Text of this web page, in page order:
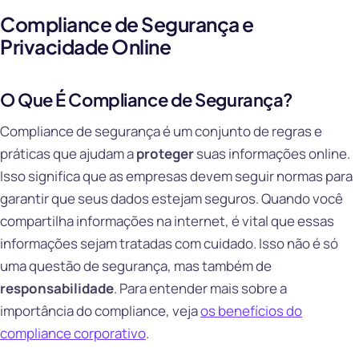
Compliance de Segurança e
Privacidade Online
O Que É Compliance de Segurança?
Compliance de segurança é um conjunto de regras e
práticas que ajudam aprotegersuas informações online.
Isso significa que as empresas devem seguir normas para
garantir que seus dados estejam seguros. Quando você
compartilha informações na internet, é vital que essas
informações sejam tratadas com cuidado. Isso não é só
uma questão de segurança, mas também de
responsabilidade. Para entender mais sobre a
importância do compliance, vejaos benefícios do
compliance corporativo.